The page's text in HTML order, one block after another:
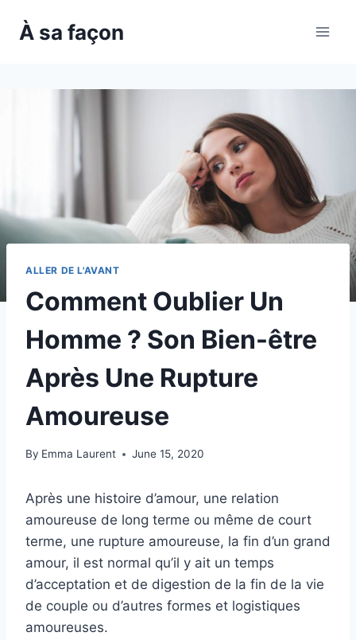
À sa façon
ALLER DE L'AVANT
Comment Oublier Un
Homme ? Son Bien-être
Après Une Rupture
Amoureuse
By Emma Laurent June 15, 2020
Après une histoire d’amour, une relation
amoureuse de long terme ou même de court
terme, une rupture amoureuse, la fin d’un grand
amour, il est normal qu’il y ait un temps
d’acceptation et de digestion de la fin de la vie
de couple ou d’autres formes et logistiques
amoureuses.